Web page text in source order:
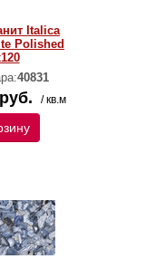
Italica
Polished
40831
/ кв.м